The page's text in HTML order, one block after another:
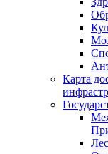
Карта